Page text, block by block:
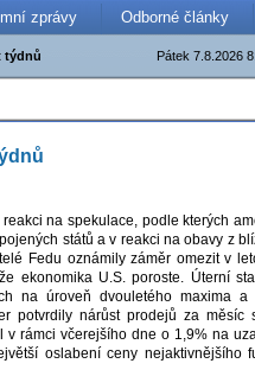
zprávy Odborné články
Pátek 7.8.2026
týdnů
na spekulace, podle kterých
států a v reakci na obavy z
Fedu oznámily záměr omezit v
ekonomika U.S. poroste. Úterní
na úroveň dvouletého maxima a
potvrdily nárůst prodejů za měsíc
v rámci včerejšího dne o 1,9% na
oslabení ceny nejaktivnějšího